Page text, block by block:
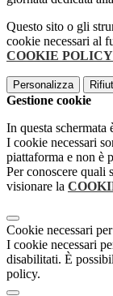
Questo sito o gli
cookie necessari al
COOKIE POLICY
Personalizza
Gestione cookie
In questa schermata
I cookie necessari
piattaforma e non è
Per conoscere quali
visionare la
Cookie necessari
I cookie necessari
disabilitati. È
policy.